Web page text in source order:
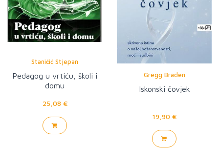
Staničić Stjepan
Pedagog u vrtiću, školi i
domu
25,08 €
Gregg Braden
Iskonski čovjek
19,90 €